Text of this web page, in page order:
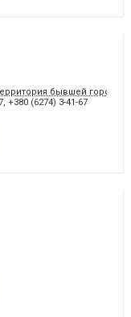
бывшей
, +380 (6274) 3-41-67